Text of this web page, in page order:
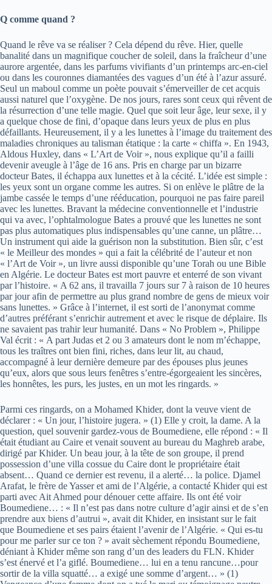
Q comme quand ?
Quand le rêve va se réaliser ? Cela dépend du rêve. Hier, quelle
banalité dans un magnifique coucher de soleil, dans la fraîcheur d’une
aurore argentée, dans les parfums vivifiants d’un printemps arc-en-ciel
ou dans les couronnes diamantées des vagues d’un été à l’azur assuré.
Seul un maboul comme un poète pouvait s’émerveiller de cet acquis
aussi naturel que l’oxygène. De nos jours, rares sont ceux qui rêvent de
la résurrection d’une telle magie. Quel que soit leur âge, leur sexe, il y
a quelque chose de fini, d’opaque dans leurs yeux de plus en plus
défaillants. Heureusement, il y a les lunettes à l’image du traitement des
maladies chroniques au talisman étatique : la carte « chiffa ». En 1943,
Aldous Huxley, dans « L’Art de Voir », nous explique qu’il a failli
devenir aveugle à l’âge de 16 ans. Pris en charge par un bizarre
docteur Bates, il échappa aux lunettes et à la cécité. L’idée est simple :
les yeux sont un organe comme les autres. Si on enlève le plâtre de la
jambe cassée le temps d’une rééducation, pourquoi ne pas faire pareil
avec les lunettes. Bravant la médecine conventionnelle et l’industrie
qui va avec, l’ophtalmologue Bates a prouvé que les lunettes ne sont
pas plus automatiques plus indispensables qu’une canne, un plâtre…
Un instrument qui aide la guérison non la substitution. Bien sûr, c’est
« le Meilleur des mondes » qui a fait la célébrité de l’auteur et non
« l’Art de Voir », un livre aussi disponible qu’une Torah ou une Bible
en Algérie. Le docteur Bates est mort pauvre et enterré de son vivant
par l’histoire. « A 62 ans, il travailla 7 jours sur 7 à raison de 10 heures
par jour afin de permettre au plus grand nombre de gens de mieux voir
sans lunettes. » Grâce à l’internet, il est sorti de l’anonymat comme
d’autres préférant s’enrichir autrement et avec le risque de déplaire. Ils
ne savaient pas trahir leur humanité. Dans « No Problem », Philippe
Val écrit : « A part Judas et 2 ou 3 amateurs dont le nom m’échappe,
tous les traîtres ont bien fini, riches, dans leur lit, au chaud,
accompagné à leur dernière demeure par des épouses plus jeunes
qu’eux, alors que sous leurs fenêtres s’entre-égorgeaient les sincères,
les honnêtes, les purs, les justes, en un mot les ringards. »
Parmi ces ringards, on a Mohamed Khider, dont la veuve vient de
déclarer : « Un jour, l’histoire jugera. » (1) Elle y croit, la dame. A la
question, quel souvenir gardez-vous de Boumediene, elle répond : « Il
était étudiant au Caire et venait souvent au bureau du Maghreb arabe,
dirigé par Khider. Un beau jour, à la tête de son groupe, il prend
possession d’une villa cossue du Caire dont le propriétaire était
absent… Quand ce dernier est revenu, il a alerté… la police. Djamel
Arafat, le frère de Yasser et ami de l’Algérie, a contacté Khider qui est
parti avec Ait Ahmed pour dénouer cette affaire. Ils ont été voir
Boumediene… : « Il n’est pas dans notre culture d’agir ainsi et de s’en
prendre aux biens d’autrui », avait dit Khider, en insistant sur le fait
que Boumediene et ses pairs étaient l’avenir de l’Algérie. « Qui es-tu
pour me parler sur ce ton ? » avait sèchement répondu Boumediene,
déniant à Khider même son rang d’un des leaders du FLN. Khider
s’est énervé et l’a giflé. Boumediene… lui en a tenu rancune…pour
sortir de la villa squatté… a exigé une somme d’argent… » (1)